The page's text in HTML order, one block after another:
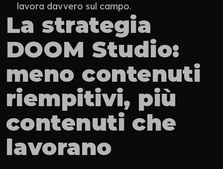
lavora davvero sul campo.
La strategia
DOOM Studio:
meno contenuti
riempitivi, più
contenuti che
lavorano